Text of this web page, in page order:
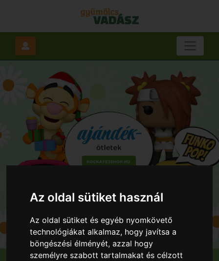
Az oldal sütiket használ
Az oldal sütiket és egyéb nyomkövető
technológiákat alkalmaz, hogy javítsa a
böngészési élményét, azzal hogy
személyre szabott tartalmakat és célzott